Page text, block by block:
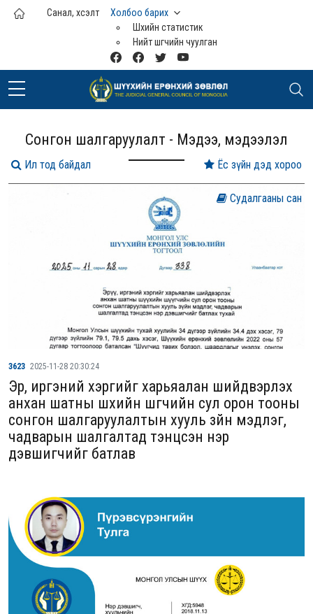
Үндсэн агуулга руу шилжих
Санал, хүсэлт
Холбоо барих
Шүүхийн статистик
Нийт шүүгчийн чуулган
Сонгон шалгаруулалт - Мэдээ, мэдээлэл
3623 2025-11-28 20:30:24
Эрүү, иргэний хэргийг харьяалан шийдвэрлэх
анхан шатны шүүхийн шүүгчийн сул орон тооны
сонгон шалгаруулалтын хууль зүйн мэдлэг,
чадварын шалгалтад тэнцсэн нэр
дэвшигчийг батлав
Судалгааны сан
Ёс зүйн дэд хороо
Ил тод байдал